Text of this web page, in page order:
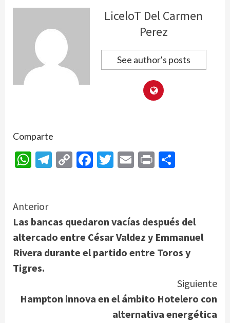
LiceloT Del Carmen
Perez
See author's posts
Comparte
WhatsApp
Telegram
CopyFacebook
Twitter
Email
Print
Continue
Reading
Anterior
Las bancas quedaron vacías después del
altercado entre César Valdez y Emmanuel
Rivera durante el partido entre Toros y
Tigres.
Siguiente
Hampton innova en el ámbito Hotelero con
alternativa energética